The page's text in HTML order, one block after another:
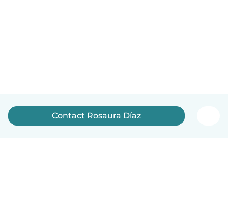
Contact Rosaura Díaz